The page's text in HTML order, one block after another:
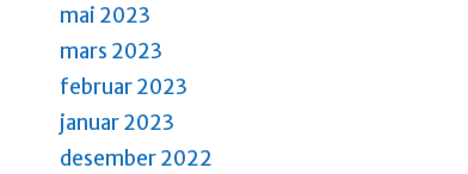
mai 2023
mars 2023
februar 2023
januar 2023
desember 2022